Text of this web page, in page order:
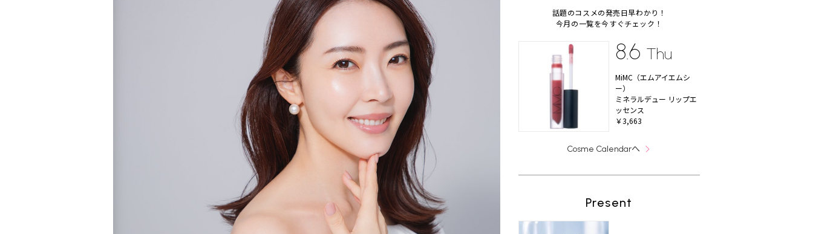
話題のコスメの発売日早わかり！
今月の一覧を今すぐチェック！
8.6 Thu
MiMC（エムアイエムシ
ー）
ミネラルデュー リップエ
ッセンス
￥3,663
Cosme Calendarへ
Present